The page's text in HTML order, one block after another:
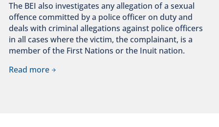
The BEI also investigates any allegation of a sexual
offence committed by a police officer on duty and
deals with criminal allegations against police officers
in all cases where the victim, the complainant, is a
member of the First Nations or the Inuit nation.
Read more